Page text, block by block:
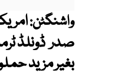
واشنگٹن:
صدر ڈونلڈ
بغیر مزید